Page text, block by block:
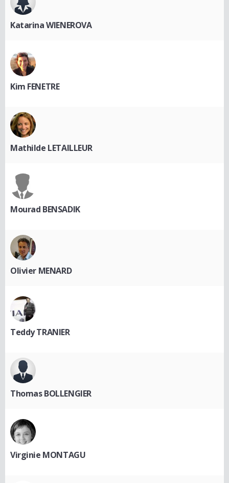
Katarina WIENEROVA
Kim FENETRE
Mathilde LETAILLEUR
Mourad BENSADIK
Olivier MENARD
Teddy TRANIER
Thomas BOLLENGIER
Virginie MONTAGU